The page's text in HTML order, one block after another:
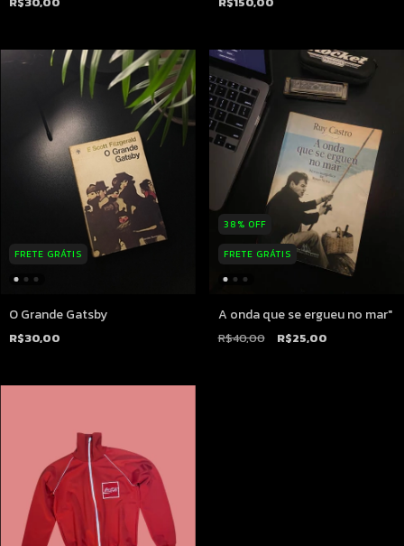
FRETE GRÁTIS
O Grande Gatsby
R$30,00
38 % OFF
FRETE GRÁTIS
A onda que se ergueu no mar"
R$40,00 R$25,00